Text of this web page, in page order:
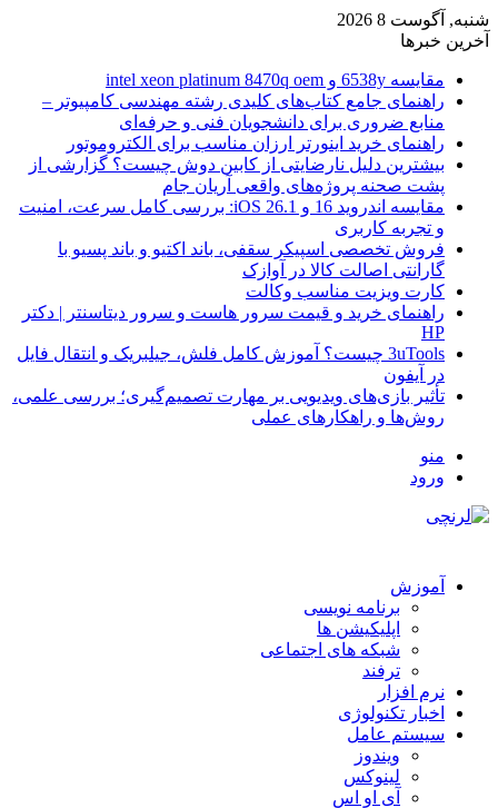
شنبه, آگوست 8 2026
آخرین خبرها
مقایسه 6538y و intel xeon platinum 8470q oem
راهنمای جامع کتاب‌های کلیدی رشته مهندسی کامپیوتر –
منابع ضروری برای دانشجویان فنی و حرفه‌ای
راهنمای خرید اینورتر ارزان مناسب برای الکتروموتور
بیشترین دلیل نارضایتی از کابین دوش چیست؟ گزارشی از
پشت صحنه پروژه‌های واقعی آریان جام
مقایسه اندروید 16 و iOS 26.1: بررسی کامل سرعت، امنیت
و تجربه کاربری
فروش تخصصی اسپیکر سقفی، باند اکتیو و باند پسیو با
گارانتی اصالت کالا در آوازک
کارت ویزیت مناسب وکالت
راهنمای خرید و قیمت سرور هاست و سرور دیتاسنتر | دکتر
HP
3uTools چیست؟ آموزش کامل فلش، جیلبریک و انتقال فایل
در آیفون
تأثیر بازی‌های ویدیویی بر مهارت تصمیم‌گیری؛ بررسی علمی،
روش‌ها و راهکارهای عملی
منو
ورود
آموزش
برنامه نویسی
اپلیکیشن ها
شبکه های اجتماعی
ترفند
نرم افزار
اخبار تکنولوژی
سیستم عامل
ویندوز
لینوکس
آی او اس